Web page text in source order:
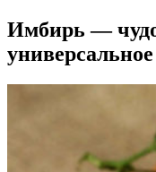
Имбирь —